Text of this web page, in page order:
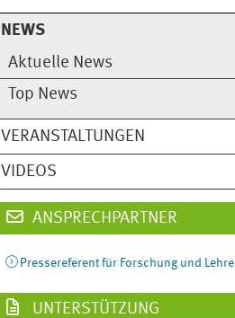
NEWS
Aktuelle News
Top News
VERANSTALTUNGEN
VIDEOS
ANSPRECHPARTNER
Pressereferent für Forschung und Lehre
UNTERSTÜTZUNG